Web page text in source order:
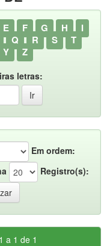
E F G H
I
Q R S
T
Y Z
letras:
Em ordem:
Registro(s):
a 1 de 1